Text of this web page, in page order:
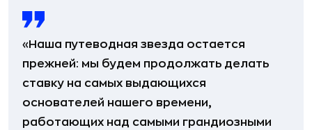
«Наша путеводная звезда остается
прежней: мы будем продолжать делать
ставку на самых выдающихся
основателей нашего времени,
работающих над самыми грандиозными